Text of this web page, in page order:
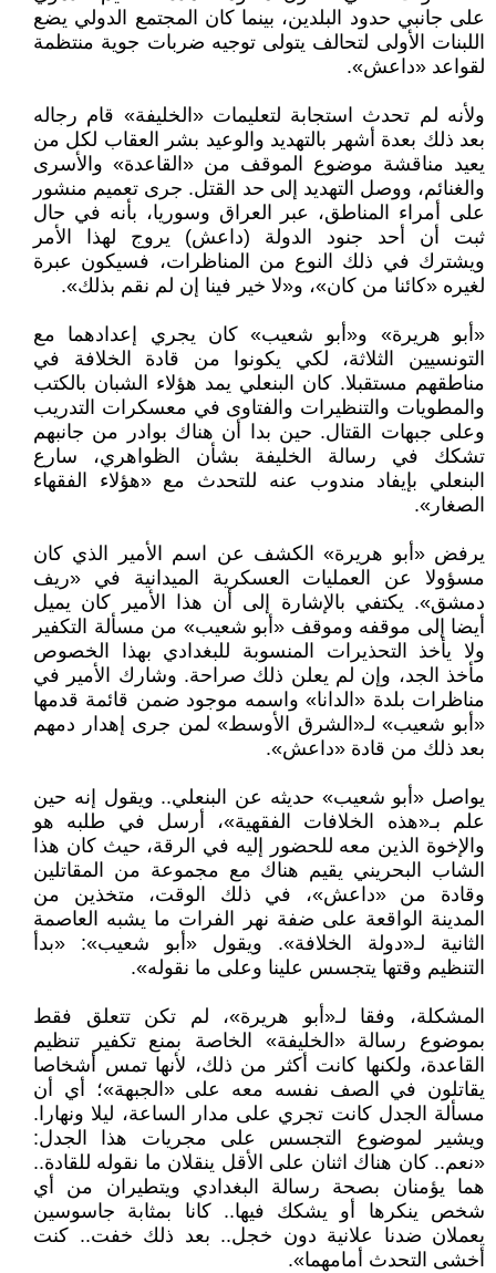
على جانبي حدود البلدين، بينما كان المجتمع الدولي يضع
اللبنات الأولى لتحالف يتولى توجيه ضربات جوية منتظمة
لقواعد «داعش».
ولأنه لم تحدث استجابة لتعليمات «الخليفة» قام رجاله
بعد ذلك بعدة أشهر بالتهديد والوعيد بشر العقاب لكل من
يعيد مناقشة موضوع الموقف من «القاعدة» والأسرى
والغنائم، ووصل التهديد إلى حد القتل. جرى تعميم منشور
على أمراء المناطق، عبر العراق وسوريا، بأنه في حال
ثبت أن أحد جنود الدولة (داعش) يروج لهذا الأمر
ويشترك في ذلك النوع من المناظرات، فسيكون عبرة
لغيره «كائنا من كان»، و«لا خير فينا إن لم نقم بذلك».
«أبو هريرة» و«أبو شعيب» كان يجري إعدادهما مع
التونسيين الثلاثة، لكي يكونوا من قادة الخلافة في
مناطقهم مستقبلا. كان البنعلي يمد هؤلاء الشبان بالكتب
والمطويات والتنظيرات والفتاوى في معسكرات التدريب
وعلى جبهات القتال. حين بدا أن هناك بوادر من جانبهم
تشكك في رسالة الخليفة بشأن الظواهري، سارع
البنعلي بإيفاد مندوب عنه للتحدث مع «هؤلاء الفقهاء
الصغار».
يرفض «أبو هريرة» الكشف عن اسم الأمير الذي كان
مسؤولا عن العمليات العسكرية الميدانية في «ريف
دمشق». يكتفي بالإشارة إلى أن هذا الأمير كان يميل
أيضا إلى موقفه وموقف «أبو شعيب» من مسألة التكفير
ولا يأخذ التحذيرات المنسوبة للبغدادي بهذا الخصوص
مأخذ الجد، وإن لم يعلن ذلك صراحة. وشارك الأمير في
مناظرات بلدة «الدانا» واسمه موجود ضمن قائمة قدمها
«أبو شعيب» لـ«الشرق الأوسط» لمن جرى إهدار دمهم
بعد ذلك من قادة «داعش».
يواصل «أبو شعيب» حديثه عن البنعلي.. ويقول إنه حين
علم بـ«هذه الخلافات الفقهية»، أرسل في طلبه هو
والإخوة الذين معه للحضور إليه في الرقة، حيث كان هذا
الشاب البحريني يقيم هناك مع مجموعة من المقاتلين
وقادة من «داعش»، في ذلك الوقت، متخذين من
المدينة الواقعة على ضفة نهر الفرات ما يشبه العاصمة
الثانية لـ«دولة الخلافة». ويقول «أبو شعيب»: «بدأ
التنظيم وقتها يتجسس علينا وعلى ما نقوله».
المشكلة، وفقا لـ«أبو هريرة»، لم تكن تتعلق فقط
بموضوع رسالة «الخليفة» الخاصة بمنع تكفير تنظيم
القاعدة، ولكنها كانت أكثر من ذلك، لأنها تمس أشخاصا
يقاتلون في الصف نفسه معه على «الجبهة»؛ أي أن
مسألة الجدل كانت تجري على مدار الساعة، ليلا ونهارا.
ويشير لموضوع التجسس على مجريات هذا الجدل:
«نعم.. كان هناك اثنان على الأقل ينقلان ما نقوله للقادة..
هما يؤمنان بصحة رسالة البغدادي ويتطيران من أي
شخص ينكرها أو يشكك فيها.. كانا بمثابة جاسوسين
يعملان ضدنا علانية دون خجل.. بعد ذلك خفت.. كنت
أخشى التحدث أمامهما».